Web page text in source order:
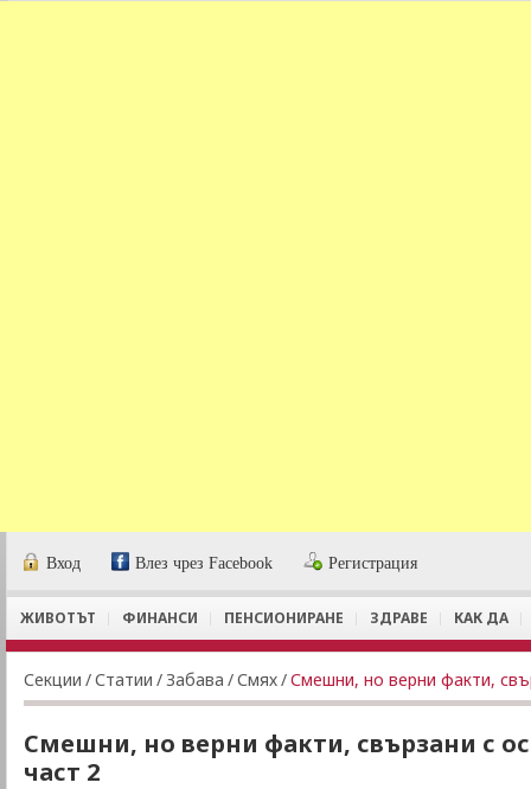
Вход Влез чрез Facebook Регистрация
ЖИВОТЪТ ФИНАНСИ ПЕНСИОНИРАНЕ ЗДРАВЕ КАК ДА
Секции /Статии / Забава /Смях/Смешни, но верни факти,
Смешни, но верни факти, свързани с
част 2